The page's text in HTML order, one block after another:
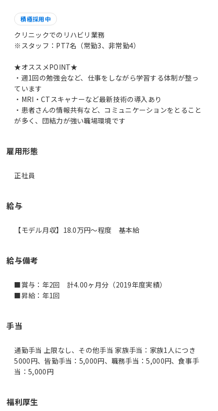
積極採用中
クリニックでのリハビリ業務
※スタッフ：PT7名（常勤3、非常勤4）
★オススメPOINT★
・週1回の勉強会など、仕事をしながら学習する体制が整っ
ています
・MRI・CTスキャナーなど最新技術の導入あり
・患者さんの情報共有など、コミュニケーションをとること
が多く、団結力が強い職場環境です
雇用形態
正社員
給与
【モデル月収】18.0万円〜程度 基本給
給与備考
■賞与：年2回 計4.00ヶ月分（2019年度実績）
■昇給：年1回
手当
通勤手当 上限なし、その他手当 家族手当：家族1人につき
5000円、皆勤手当：5,000円、職務手当：5,000円、食事手
当：5,000円
福利厚生